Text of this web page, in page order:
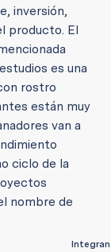
inversión,
producto. El
es una
rostro
están muy
van a
ciclo de la
nombre de